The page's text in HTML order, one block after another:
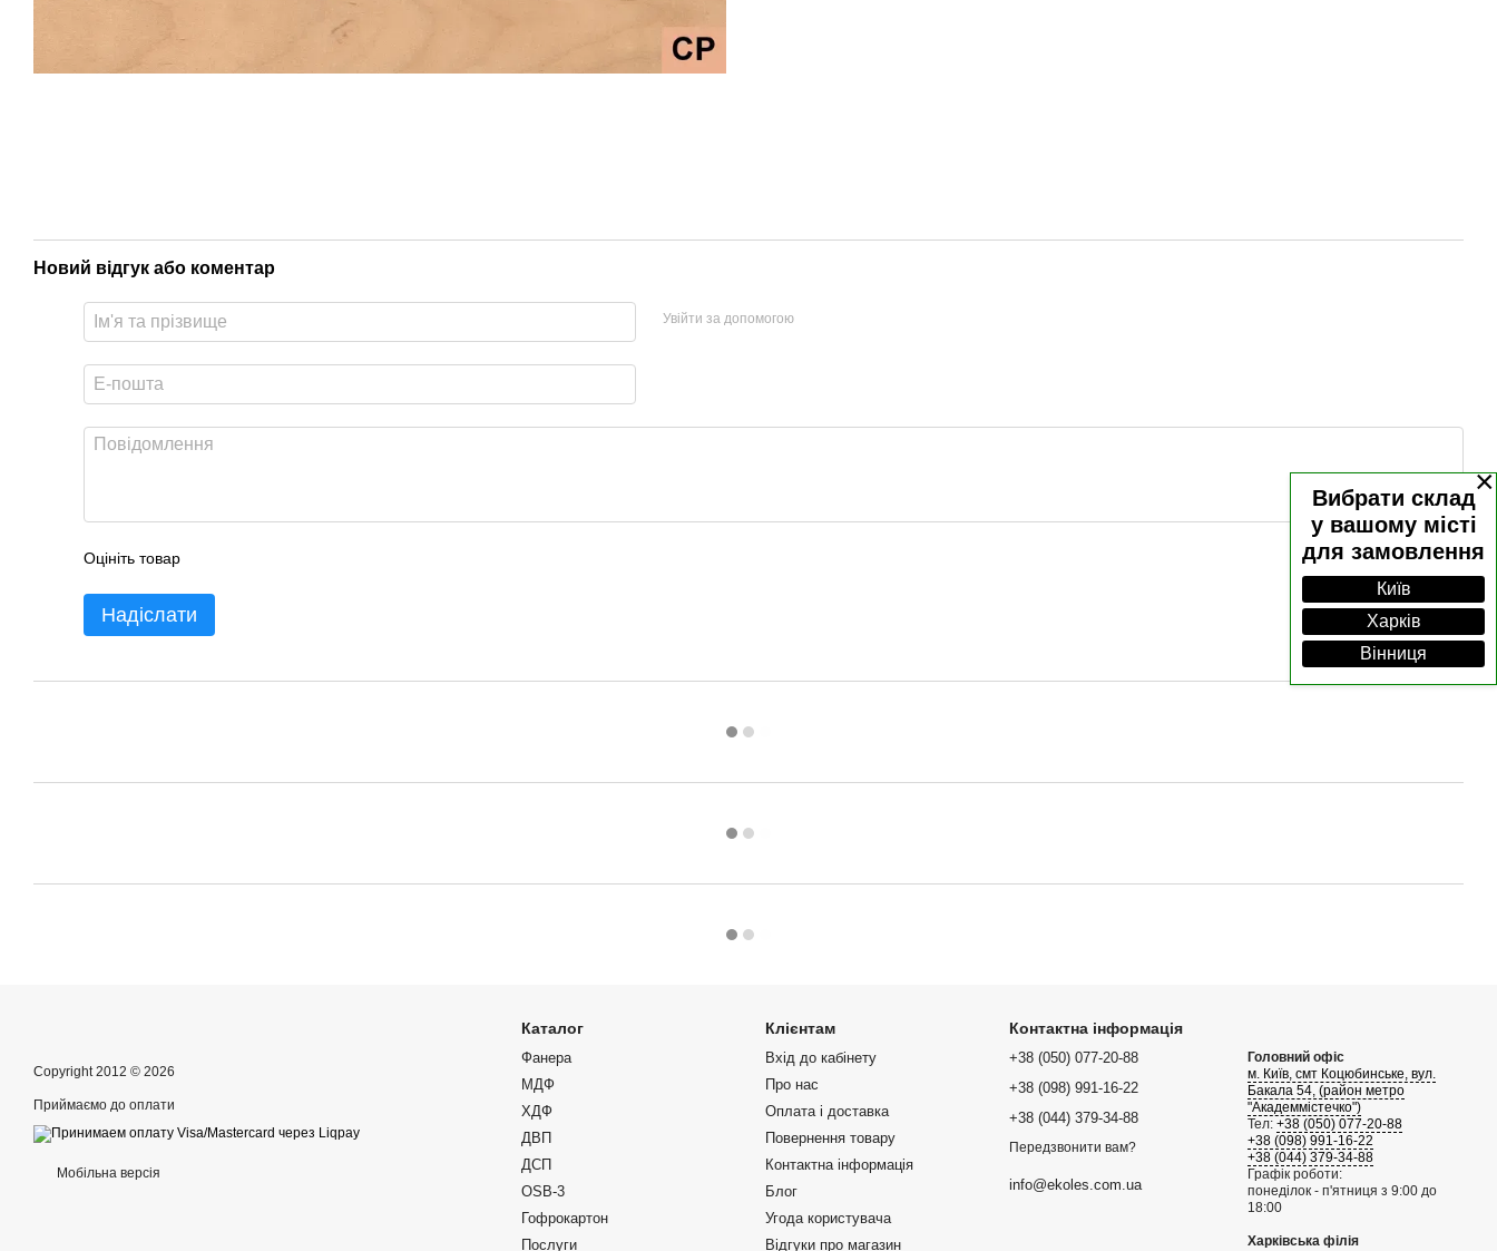
×
Вибрати склад
у вашому місті
для замовлення
Київ
Харків
Вінниця
Новий відгук або коментар
Увійти за допомогою
Оцініть товар
Надіслати
Copyright 2012 © 2026
Приймаємо до оплати
Мобільна версія
Каталог
Фанера
МДФ
ХДФ
ДВП
ДСП
OSB-3
Гофрокартон
Послуги
Клієнтам
Вхід до кабінету
Про нас
Оплата і доставка
Повернення товару
Контактна інформація
Блог
Угода користувача
Відгуки про магазин
Контактна інформація
+38 (050) 077-20-88
+38 (098) 991-16-22
+38 (044) 379-34-88
Передзвонити вам?
info@ekoles.com.ua
Головний офіс
м. Київ, смт Коцюбинське, вул.
Бакала 54, (район метро
"Академмістечко")
Тел: +38 (050) 077-20-88
+38 (098) 991-16-22
+38 (044) 379-34-88
Графік роботи:
понеділок - п'ятниця з 9:00 до
18:00
Харківська філія